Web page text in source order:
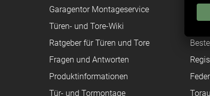
Garagentor Montageservice
Türen- und Tore-Wiki
Ratgeber für Türen und Tore
Fragen und Antworten
Produktinformationen
Tür- und Tormontage